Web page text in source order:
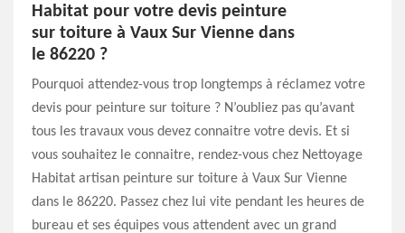
Habitat pour votre devis peinture
sur toiture à Vaux Sur Vienne dans
le 86220 ?
Pourquoi attendez-vous trop longtemps à réclamez votre
devis pour peinture sur toiture ? N’oubliez pas qu’avant
tous les travaux vous devez connaitre votre devis. Et si
vous souhaitez le connaitre, rendez-vous chez Nettoyage
Habitat artisan peinture sur toiture à Vaux Sur Vienne
dans le 86220. Passez chez lui vite pendant les heures de
bureau et ses équipes vous attendent avec un grand